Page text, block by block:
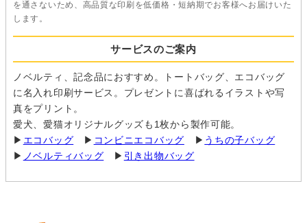
を通さないため、高品質な印刷を低価格・短納期でお客様へお届けいた
します。
サービスのご案内
ノベルティ、記念品におすすめ。トートバッグ、エコバッグ
に名入れ印刷サービス。プレゼントに喜ばれるイラストや写
真をプリント。
愛犬、愛猫オリジナルグッズも1枚から製作可能。
▶ エコバッグ ▶ コンビニエコバッグ ▶ うちの子バッグ
▶ ノベルティバッグ ▶ 引き出物バッグ